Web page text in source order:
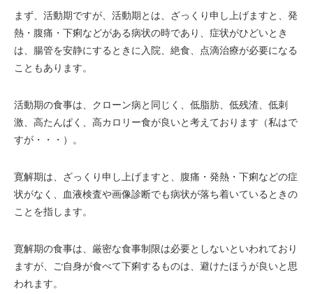
まず、活動期ですが、活動期とは、ざっくり申し上げますと、発
熱・腹痛・下痢などがある病状の時であり、症状がひどいとき
は、腸管を安静にするときに入院、絶食、点滴治療が必要になる
こともあります。
活動期の食事は、クローン病と同じく、低脂肪、低残渣、低刺
激、高たんぱく、高カロリー食が良いと考えております（私はで
すが・・・）。
寛解期は、ざっくり申し上げますと、腹痛・発熱・下痢などの症
状がなく、血液検査や画像診断でも病状が落ち着いているときの
ことを指します。
寛解期の食事は、厳密な食事制限は必要としないといわれており
ますが、ご自身が食べて下痢するものは、避けたほうが良いと思
われます。